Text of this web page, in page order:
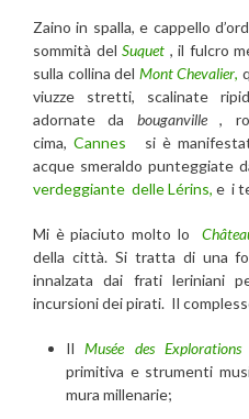
Zaino in spalla, e cappello
sommità delSuquet , il fulcro
sulla collina del Mont Chevalier,
viuzze stretti, scalinate
adornate da bouganville,
cima, Cannes
si è
acque smeraldo punteggiate
verdeggiante delle Lérins, e i
Mi è piaciuto molto lo
della città. Si tratta di una
innalzata dai frati leriniani
incursioni dei pirati. Il
IlMusée des
primitiva e strumenti
mura millenarie;